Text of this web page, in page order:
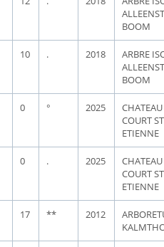
BOOM
10 . 2018
ARBRE
BOOM
0 ° 2025
COURT ST
ETIENNE
0 . 2025
COURT ST
ETIENNE
17 ** 2012